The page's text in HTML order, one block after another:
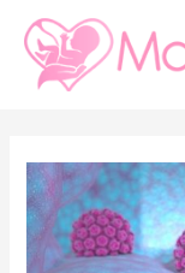
contenido
entradas